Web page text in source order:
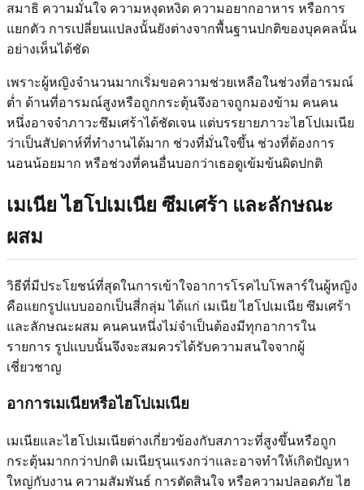
สมาธิ ความมั่นใจ ความหงุดหงิด ความอยากอาหาร หรือการ
แยกตัว การเปลี่ยนแปลงนั้นยังต่างจากพื้นฐานปกติของบุคคลนั้น
อย่างเห็นได้ชัด
เพราะผู้หญิงจำนวนมากเริ่มขอความช่วยเหลือในช่วงที่อารมณ์
ต่ำ ด้านที่อารมณ์สูงหรือถูกกระตุ้นจึงอาจถูกมองข้าม คนคน
หนึ่งอาจจำภาวะซึมเศร้าได้ชัดเจน แต่บรรยายภาวะไฮโปเมเนีย
ว่าเป็นสัปดาห์ที่ทำงานได้มาก ช่วงที่มั่นใจขึ้น ช่วงที่ต้องการ
นอนน้อยมาก หรือช่วงที่คนอื่นบอกว่าเธอดูเข้มข้นผิดปกติ
เมเนีย ไฮโปเมเนีย ซึมเศร้า และลักษณะ
ผสม
วิธีที่มีประโยชน์ที่สุดในการเข้าใจอาการโรคไบโพลาร์ในผู้หญิง
คือแยกรูปแบบออกเป็นสี่กลุ่ม ได้แก่ เมเนีย ไฮโปเมเนีย ซึมเศร้า
และลักษณะผสม คนคนหนึ่งไม่จำเป็นต้องมีทุกอาการใน
รายการ รูปแบบนั้นจึงจะสมควรได้รับความสนใจจากผู้
เชี่ยวชาญ
อาการเมเนียหรือไฮโปเมเนีย
เมเนียและไฮโปเมเนียต่างเกี่ยวข้องกับสภาวะที่สูงขึ้นหรือถูก
กระตุ้นมากกว่าปกติ เมเนียรุนแรงกว่าและอาจทำให้เกิดปัญหา
ใหญ่กับงาน ความสัมพันธ์ การตัดสินใจ หรือความปลอดภัย ไฮ